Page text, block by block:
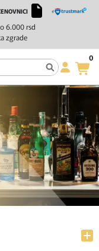
6.000 rsd
zgrade
0